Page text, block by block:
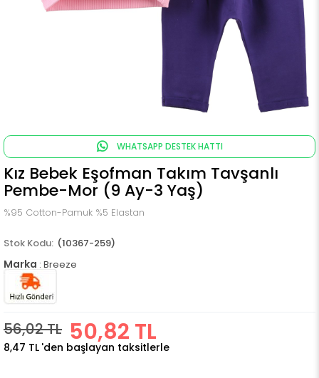
WHATSAPP DESTEK HATTI
Kız Bebek Eşofman Takım Tavşanlı
Pembe-Mor (9 Ay-3 Yaş)
%95 Cotton-Pamuk %5 Elastan
(10367-259)
Marka : Breeze
56,02 TL 50,82 TL
8,47 TL 'den başlayan taksitlerle